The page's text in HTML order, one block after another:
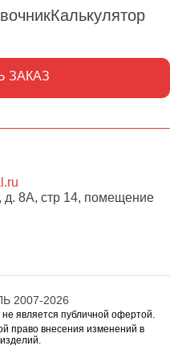
Калькулятор
ЗАКАЗ
д. 8А, стр 14, помещение
2007-2026
является публичной офертой.
право внесения изменений в